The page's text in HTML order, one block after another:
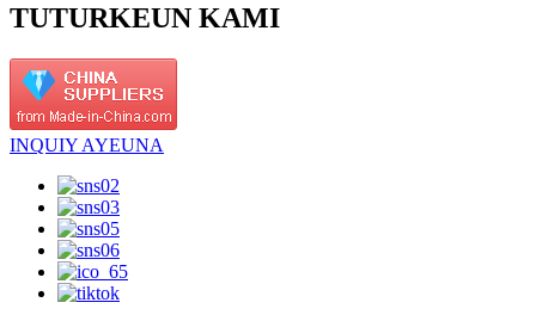
TUTURKEUN KAMI
INQUIY AYEUNA